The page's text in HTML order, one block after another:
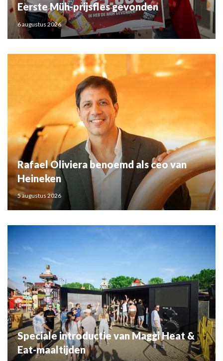
Eerste Müh-prijsfles gevonden
6 augustus 2026
Rafael Oliviera benoemd als ceo van
Heineken
5 augustus 2026
Speciale introductie van Maggi Heat &
Eat-maaltijden